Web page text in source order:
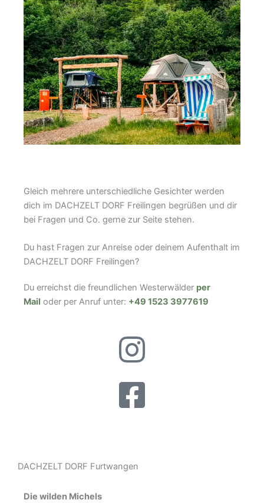
Gleich mehrere unterschiedliche Gesichter werden
dich im DACHZELT DORF Freilingen begrüßen und dir
bei Fragen und Co. gerne zur Seite stehen.
Du hast Fragen zur Anreise oder deinem Aufenthalt im
DACHZELT DORF Freilingen?
Du erreichst die freundlichen Westerwälder per
Mail oder per Anruf unter: +49 1523 3977619
DACHZELT DORF Furtwangen
Die wilden Michels